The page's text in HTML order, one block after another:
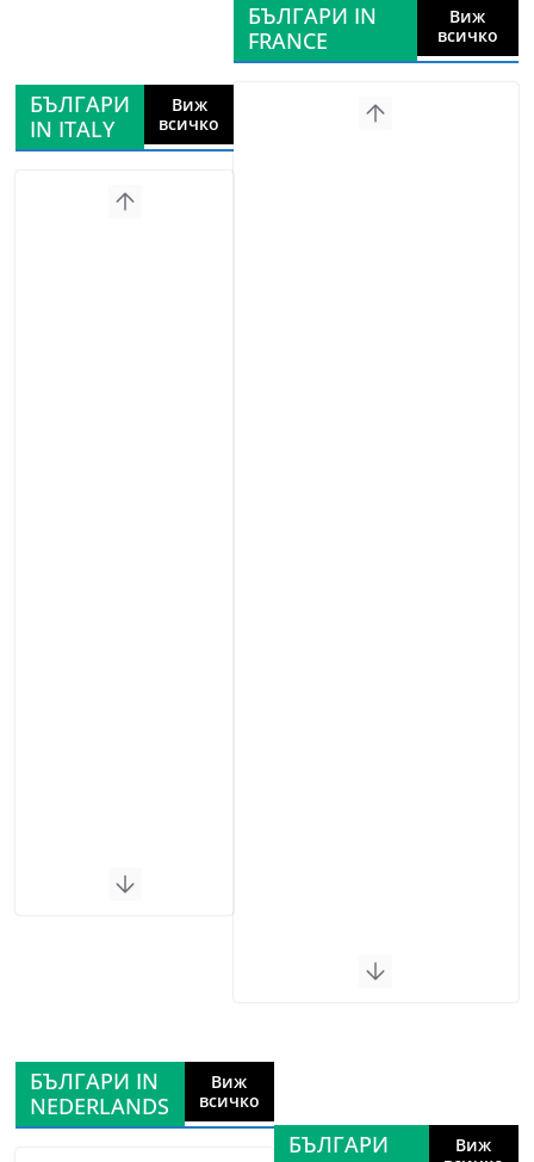
БЪЛГАРИ
IN ITALY
Виж
всичко
БЪЛГАРИ IN
FRANCE
Виж
всичко
БЪЛГАРИ IN
NEDERLANDS
Виж
всичко
БЪЛГАРИ
Виж